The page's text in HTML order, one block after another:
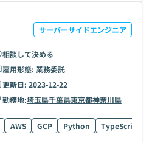
サーバーサイドエンジニア
相談して決める
雇用形態: 業務委託
更新日: 2023-12-22
勤務地:埼玉県千葉県東京都神奈川県
AWS GCP Python TypeScript